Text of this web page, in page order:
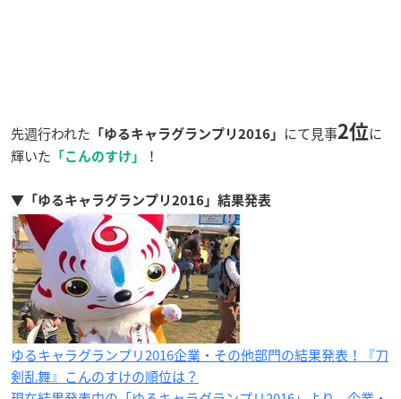
先週行われた 「ゆるキャラグランプリ2016」 にて見事2位に
輝いた 「こんのすけ」 ！
▼「ゆるキャラグランプリ2016」結果発表
ゆるキャラグランプリ2016企業・その他部門の結果発表！『刀
剣乱舞』こんのすけの順位は？